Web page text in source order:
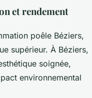
et rendement
poêle Béziers,
supérieur. À Béziers,
soignée,
environnemental